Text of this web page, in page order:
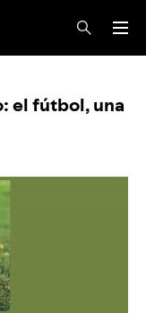
el fútbol, una